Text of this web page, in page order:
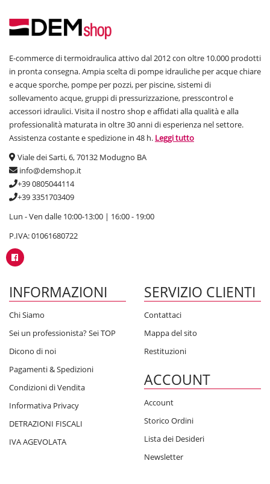
E-commerce di termoidraulica attivo dal 2012 con oltre 10.000 prodotti
in pronta consegna. Ampia scelta di pompe idrauliche per acque chiare
e acque sporche, pompe per pozzi, per piscine, sistemi di
sollevamento acque, gruppi di pressurizzazione, presscontrol e
accessori idraulici. Visita il nostro shop e affidati alla qualità e alla
professionalità maturata in oltre 30 anni di esperienza nel settore.
Assistenza costante e spedizione in 48 h. Leggi tutto
Viale dei Sarti, 6, 70132 Modugno BA
info@demshop.it
+39 0805044114
+39 3351703409
Lun - Ven dalle 10:00-13:00 | 16:00 - 19:00
P.IVA: 01061680722
INFORMAZIONI
Chi Siamo
Sei un professionista? Sei TOP
Dicono di noi
Pagamenti & Spedizioni
Condizioni di Vendita
Informativa Privacy
DETRAZIONI FISCALI
IVA AGEVOLATA
SERVIZIO CLIENTI
Contattaci
Mappa del sito
Restituzioni
ACCOUNT
Account
Storico Ordini
Lista dei Desideri
Newsletter